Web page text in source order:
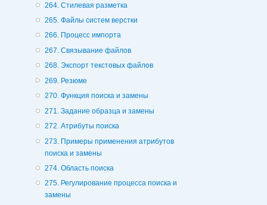
264. Стилевая разметка
265. Файлы систем верстки
266. Процесс импорта
267. Связывание файлов
268. Экспорт текстовых файлов
269. Резюме
270. Функция поиска и замены
271. Задание образца и замены
272. Атрибуты поиска
273. Примеры применения атрибутов
поиска и замены
274. Область поиска
275. Регулирование процесса поиска и
замены